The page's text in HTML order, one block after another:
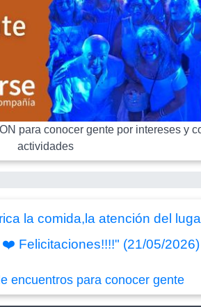
para conocer gente por intereses y
actividades
la comida,la atención del
Felicitaciones!!!!" (21/05/2026)
encuentros para conocer gente